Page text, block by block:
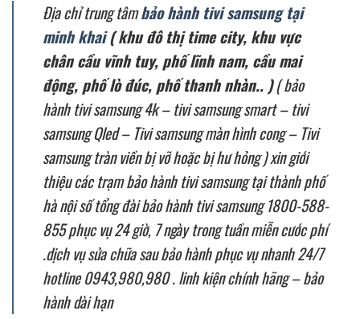
Địa chỉ trung tâmbảo hành tivi samsung tại
minh khai( khu đô thị time city, khu vực
chân cầu vĩnh tuy, phố lĩnh nam, cầu mai
động, phố lò đúc, phố thanh nhàn.. )( bảo
hành tivi samsung 4k – tivi samsung smart – tivi
samsung Qled – Tivi samsung màn hình cong – Tivi
samsung tràn viền bị vỡ hoặc bị hư hỏng ) xin giới
thiệu các trạm bảo hành tivi samsung tại thành phố
hà nội số tổng đài bảo hành tivi samsung 1800-588-
855 phục vụ 24 giờ, 7 ngày trong tuần miễn cước phí
.dịch vụ sửa chữa sau bảo hành phục vụ nhanh 24/7
hotline 0943,980,980 . linh kiện chính hãng – bảo
hành dài hạn